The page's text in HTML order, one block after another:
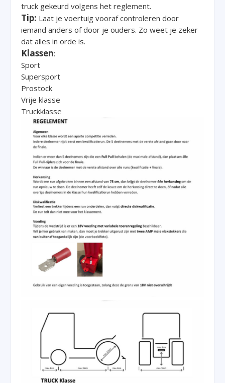
truck gekeurd volgens het reglement.
Tip: Laat je voertuig vooraf controleren door
iemand anders of door je ouders. Zo weet je zeker
dat alles in orde is.
Klassen:
Sport
Supersport
Prostock
Vrije klasse
Truckklasse